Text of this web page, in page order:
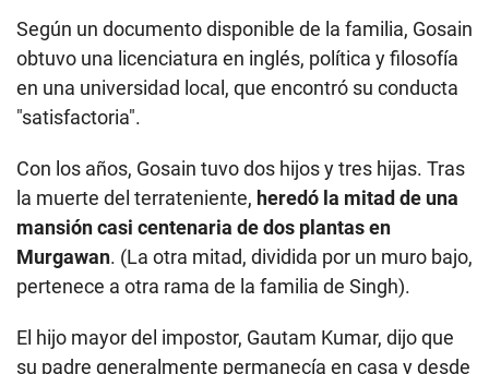
Según un documento disponible de la familia, Gosain
obtuvo una licenciatura en inglés, política y filosofía
en una universidad local, que encontró su conducta
"satisfactoria".
Con los años, Gosain tuvo dos hijos y tres hijas. Tras
la muerte del terrateniente, heredó la mitad de una
mansión casi centenaria de dos plantas en
Murgawan. (La otra mitad, dividida por un muro bajo,
pertenece a otra rama de la familia de Singh).
El hijo mayor del impostor, Gautam Kumar, dijo que
su padre generalmente permanecía en casa y desde